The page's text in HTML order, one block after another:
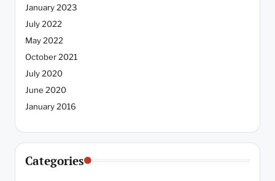
January 2023
July 2022
May 2022
October 2021
July 2020
June 2020
January 2016
Categories